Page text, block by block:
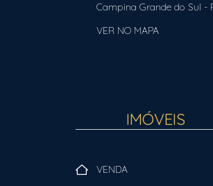
Campina Grande do Sul -
VER NO MAPA
IMÓVEIS
VENDA